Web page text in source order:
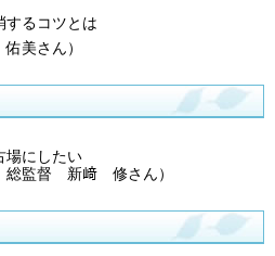
するコツとは
美さん）
場にしたい
総監督 新﨑 修さん）